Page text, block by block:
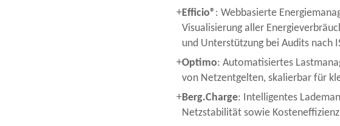
Efficio®: Webbasierte
Visualisierung aller
und Unterstützung bei Audits nach
Optimo: Automatisiertes
von Netzentgelten, skalierbar für
Berg.Charge: Intelligentes
Netzstabilität sowie